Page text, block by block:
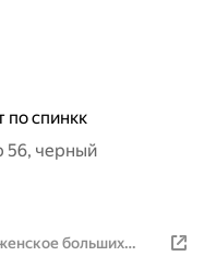
спинкк
56, черный
больших